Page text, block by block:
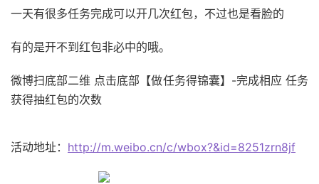
一天有很多任务完成可以开几次红包，不过也是看脸的
有的是开不到红包非必中的哦。
微博扫底部二维 点击底部【做任务得锦囊】-完成相应 任务
获得抽红包的次数
活动地址： http://m.weibo.cn/c/wbox?&id=8251zrn8jf